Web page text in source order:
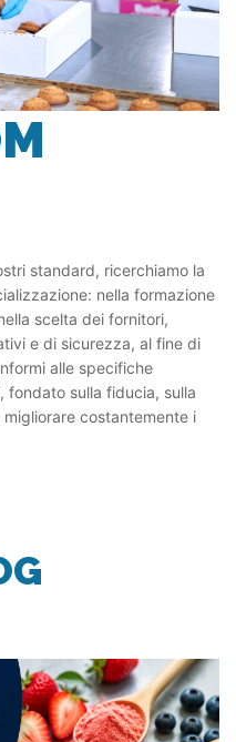
standard, ricerchiamo la
nella formazione
scelta dei fornitori,
e di sicurezza, al fine di
alle specifiche
fondato sulla fiducia, sulla
costantemente i